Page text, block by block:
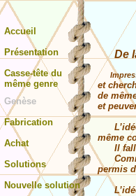
De la
et
de
et
L’idée
même
Il
Comme
permis
L’idée
Accueil
Fabrication
même genre
Genèse
Présentation
Casse-tête du
Nouvelle solution
Achat
Solutions